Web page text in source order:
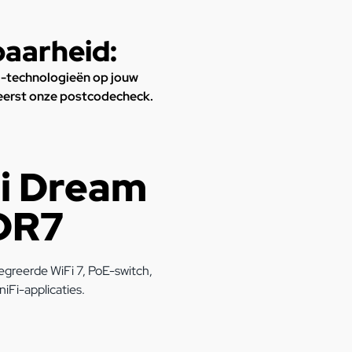
technologieën op jouw
onze postcodecheck.
Dream
WiFi 7, PoE-switch,
applicaties.